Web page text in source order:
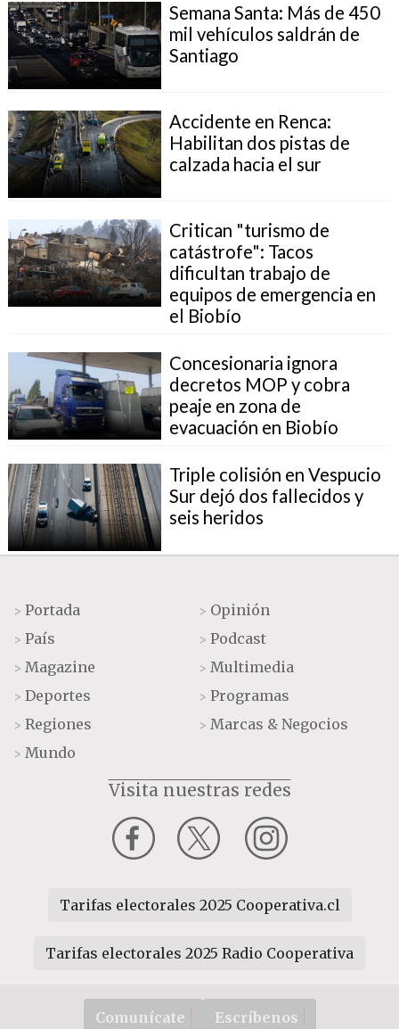
Semana Santa: Más de 450
mil vehículos saldrán de
Santiago
Accidente en Renca:
Habilitan dos pistas de
calzada hacia el sur
Critican "turismo de
catástrofe": Tacos
dificultan trabajo de
equipos de emergencia en
el Biobío
Concesionaria ignora
decretos MOP y cobra
peaje en zona de
evacuación en Biobío
Triple colisión en Vespucio
Sur dejó dos fallecidos y
seis heridos
> Portada
> País
> Magazine
> Deportes
> Regiones
> Mundo
> Opinión
> Podcast
> Multimedia
> Programas
> Marcas & Negocios
Visita nuestras redes
Tarifas electorales 2025 Cooperativa.cl
Tarifas electorales 2025 Radio Cooperativa
Comunícate Escríbenos